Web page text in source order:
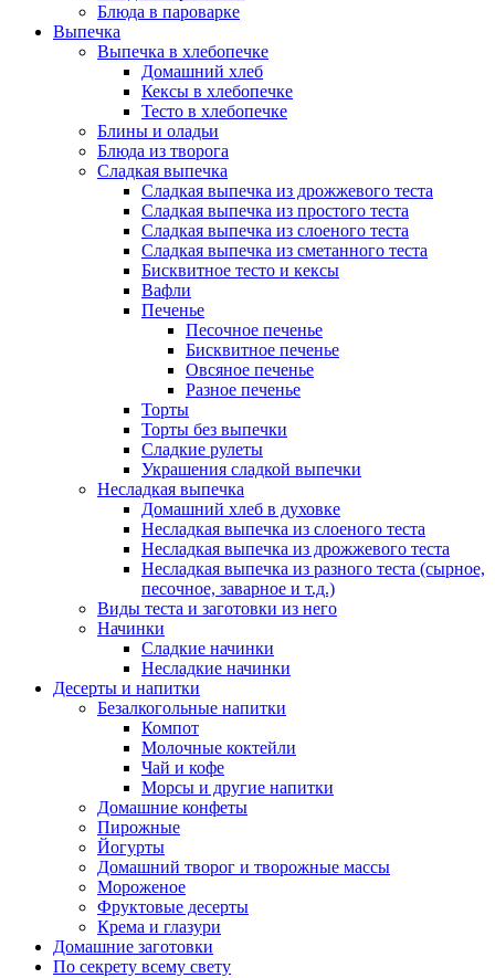
Блюда в пароварке
Выпечка
Выпечка в хлебопечке
Домашний хлеб
Кексы в хлебопечке
Тесто в хлебопечке
Блины и оладьи
Блюда из творога
Сладкая выпечка
Сладкая выпечка из дрожжевого теста
Сладкая выпечка из простого теста
Сладкая выпечка из слоеного теста
Сладкая выпечка из сметанного теста
Бисквитное тесто и кексы
Вафли
Печенье
Песочное печенье
Бисквитное печенье
Овсяное печенье
Разное печенье
Торты
Торты без выпечки
Сладкие рулеты
Украшения сладкой выпечки
Несладкая выпечка
Домашний хлеб в духовке
Несладкая выпечка из слоеного теста
Несладкая выпечка из дрожжевого теста
Несладкая выпечка из разного теста (сырное,
песочное, заварное и т.д.)
Виды теста и заготовки из него
Начинки
Сладкие начинки
Несладкие начинки
Десерты и напитки
Безалкогольные напитки
Компот
Молочные коктейли
Чай и кофе
Морсы и другие напитки
Домашние конфеты
Пирожные
Йогурты
Домашний творог и творожные массы
Мороженое
Фруктовые десерты
Крема и глазури
Домашние заготовки
По секрету всему свету